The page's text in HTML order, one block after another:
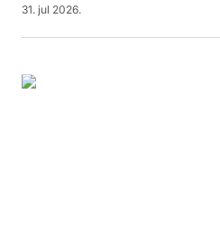
31. jul 2026.